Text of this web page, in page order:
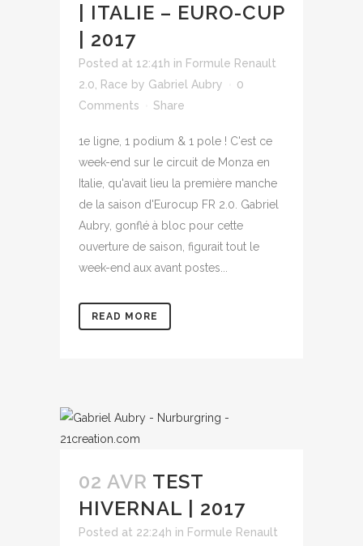
| ITALIE – EURO-CUP
| 2017
Posted at 12:41h in Formule Renault
2.0
Race by Gabriel Aubry
0
Comments
Share
1e ligne, 1 podium & 1 pole ! C'est ce
week-end sur le circuit de Monza en
Italie, qu'avait lieu la première manche
de la saison d'Eurocup FR 2.0. Gabriel
Aubry, gonflé à bloc pour cette
ouverture de saison, figurait tout le
week-end aux avant postes...
READ MORE
02 AVR TEST
HIVERNAL | 2017
Posted at 22:24h in Formule Renault